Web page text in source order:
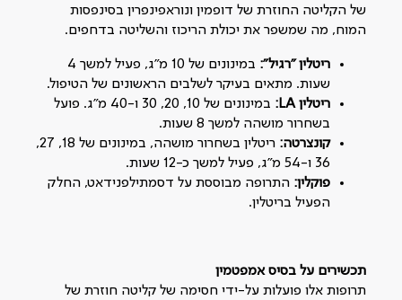
של הקליטה החוזרת של דופמין ונוראפינפרין בסינפסות
המוח, מה שמשפר את יכולת הריכוז והשליטה בדחפים.
ריטלין "רגיל":
במינונים של 10 מ"ג, פעיל למשך 4
שעות. מתאים בעיקר לשלבים הראשונים של הטיפול.
ריטליןLA:
במינונים של 10, 20, 30 ו-40 מ"ג. פועל
בשחרור מושהה למשך 8 שעות.
קונצרטה:
ריטלין בשחרור מושהה, במינונים של 18, 27,
36 ו-54 מ"ג, פעיל למשך כ-12 שעות.
פוקלין: התרופה מבוססת על דסמתילפנידאט, החלק
הפעיל בריטלין.
תכשירים על בסיס אמפטמין
תרופות אלו פועלות על-ידי חסימה של קליטה חוזרת של